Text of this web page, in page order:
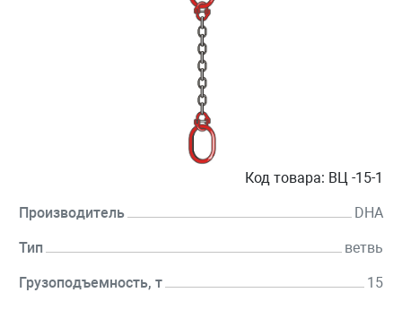
Код товара: ВЦ -15-1
Производитель DHA
Тип ветвь
Грузоподъемность, т 15